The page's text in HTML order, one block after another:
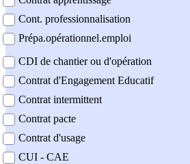
Cont. professionnalisation
Prépa.opérationnel.emploi
CDI de chantier ou d'opération
Contrat d'Engagement Educatif
Contrat intermittent
Contrat pacte
Contrat d'usage
CUI - CAE